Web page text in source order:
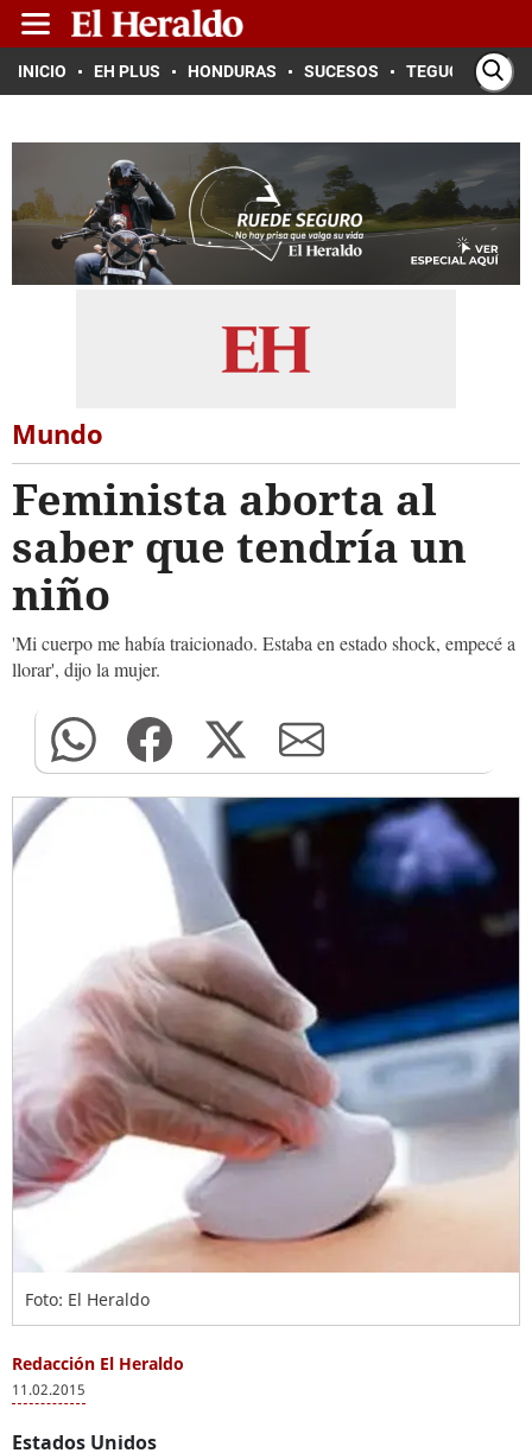
INICIO EH PLUS HONDURAS SUCESOS TEGUCIGALPA
Mundo
Feminista aborta al
saber que tendría un
niño
'Mi cuerpo me había traicionado. Estaba en estado shock, empecé a
llorar', dijo la mujer.
Foto: El Heraldo
Redacción El Heraldo
11.02.2015
Estados Unidos